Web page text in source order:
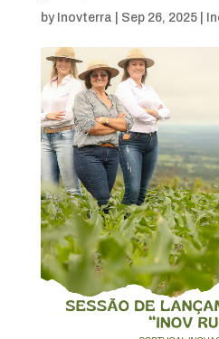
by Inovterra Sep 26, 2025|